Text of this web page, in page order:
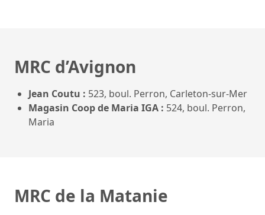
MRC d’Avignon
Jean Coutu : 523, boul. Perron, Carleton-sur-Mer
Magasin Coop de Maria IGA : 524, boul. Perron,
Maria
MRC de la Matanie